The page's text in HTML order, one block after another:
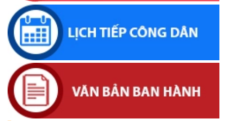
UBND xã thông báo tìm đối tượng, chủ sở hữu tang vật,
phương tiện liên quan đến vụ việc khai thác cát trái phép
(31/03/2026, 16:52)
Thông báo về việc tìm chủ sở hữu, người quản lý hợp pháp
đối với động vật đi lạc
(19/03/2026, 16:51)
Lịch tiếp công dân của Chủ tịch UBND xã trong tháng
03/2026
(04/03/2026, 16:50)